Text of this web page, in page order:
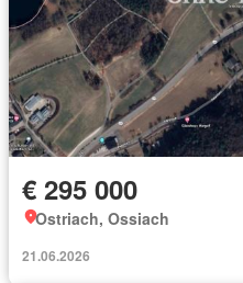
€ 295 000
Ostriach, Ossiach
21.06.2026